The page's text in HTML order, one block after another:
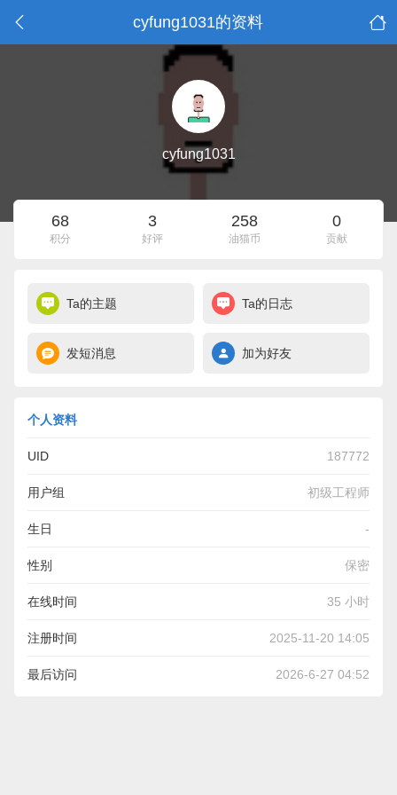
cyfung1031的资料
cyfung1031
68
积分
3
好评
258
油猫币
0
贡献
Ta的主题 Ta的日志
发短消息 加为好友
个人资料
UID 187772
用户组 初级工程师
生日 -
性别 保密
在线时间 35 小时
注册时间 2025-11-20 14:05
最后访问 2026-6-27 04:52